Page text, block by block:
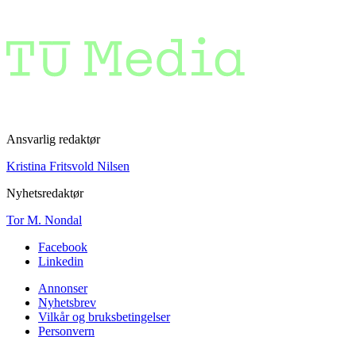
Ansvarlig redaktør
Kristina Fritsvold Nilsen
Nyhetsredaktør
Tor M. Nondal
Facebook
Linkedin
Annonser
Nyhetsbrev
Vilkår og bruksbetingelser
Personvern